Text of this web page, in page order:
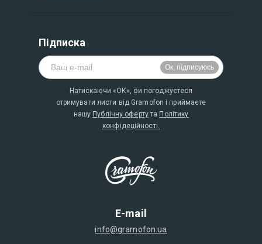
E-mail
info@gramofon.ua
Підписка
Натискаючи «ОК», ви погоджуєтеся
отримувати листи від Gramofon і приймаєте
нашу Публічну офертута Політику
конфідеційності.